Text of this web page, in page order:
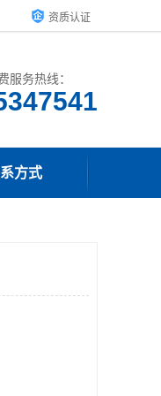
资质认证
服务热线：
方式